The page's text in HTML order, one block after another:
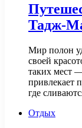
Тадж-
Мир полон
своей
таких мест
привлекает
где
Отдых